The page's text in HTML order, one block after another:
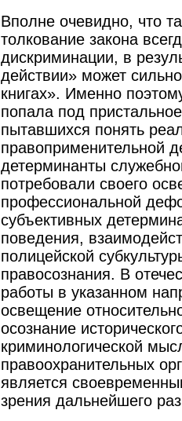
Вполне очевидно, что
толкование закона
дискриминации, в
действии» может
книгах». Именно
попала под
пытавшихся понять
правоприменительной
детерминанты
потребовали своего
профессиональной
субъективных
поведения,
полицейской
правосознания. В
работы в указанном
освещение
осознание
криминологической
правоохранительных
является
зрения дальнейшего